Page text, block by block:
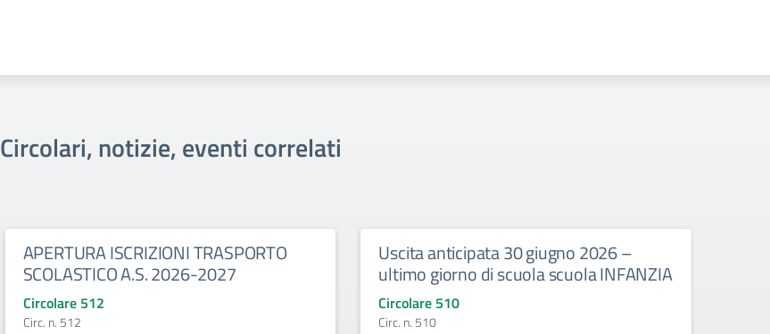
Circolari, notizie, eventi correlati
APERTURA ISCRIZIONI TRASPORTO
SCOLASTICO A.S. 2026-2027
Circolare 512
Circ. n. 512
Uscita anticipata 30 giugno 2026 –
ultimo giorno di scuola scuola INFANZIA
Circolare 510
Circ. n. 510